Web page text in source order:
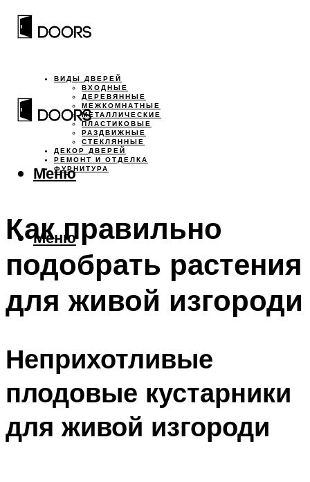
ВИДЫ ДВЕРЕЙ
ВХОДНЫЕ
ДЕРЕВЯННЫЕ
МЕЖКОМНАТНЫЕ
МЕТАЛЛИЧЕСКИЕ
ПЛАСТИКОВЫЕ
РАЗДВИЖНЫЕ
СТЕКЛЯННЫЕ
ДЕКОР ДВЕРЕЙ
РЕМОНТ И ОТДЕЛКА
ФУРНИТУРА
Меню
Меню
Как правильно
подобрать растения
для живой изгороди
Неприхотливые
плодовые кустарники
для живой изгороди